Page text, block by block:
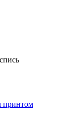
принтом